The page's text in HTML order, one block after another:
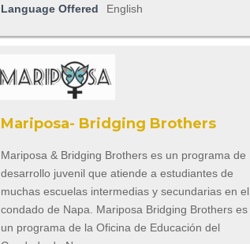
Language Offered English
Mariposa- Bridging Brothers
Mariposa & Bridging Brothers es un programa de
desarrollo juvenil que atiende a estudiantes de
muchas escuelas intermedias y secundarias en el
condado de Napa. Mariposa Bridging Brothers es
un programa de la Oficina de Educación del